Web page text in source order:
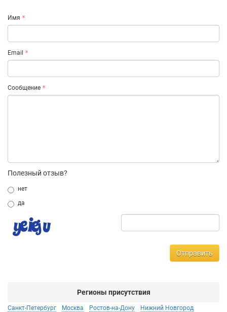
Имя
Email
Сообщение
Полезный отзыв?
нет
да
Отправить
Регионы присутствия
Санкт-Петербург Москва Ростов-на-Дону
Нижний Новгород